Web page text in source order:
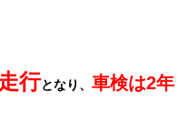
行となり、 車検は2年